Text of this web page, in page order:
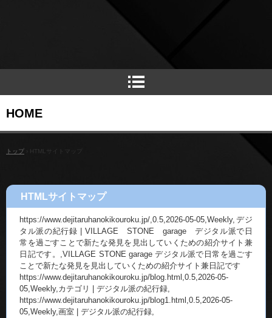
HOME
トップ HTMLサイトマップ
HTMLサイトマップ
https://www.dejitaruhanokikouroku.jp/,0.5,2026-05-05,Weekly,デジ
タル派の紀行録 | VILLAGE STONE garage デジタル派で日
常を過ごすことで新たな発見を見出していくための紹介サイト兼
日記です。,VILLAGE STONE garage デジタル派で日常を過ごす
ことで新たな発見を見出していくための紹介サイト兼日記です
https://www.dejitaruhanokikouroku.jp/blog.html,0.5,2026-05-
05,Weekly,カテゴリ | デジタル派の紀行録,
https://www.dejitaruhanokikouroku.jp/blog1.html,0.5,2026-05-
05,Weekly,画室 | デジタル派の紀行録,